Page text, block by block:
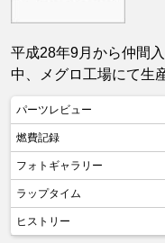
平成28年9月から仲間
中、メグロ工場にて生
パーツレビュー
燃費記録
フォトギャラリー
ラップタイム
ヒストリー